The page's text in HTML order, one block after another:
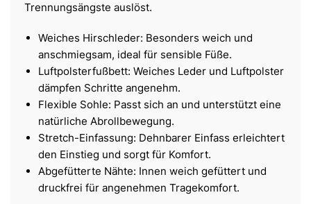
Trennungsängste auslöst.
Weiches Hirschleder: Besonders weich und
anschmiegsam, ideal für sensible Füße.
Luftpolsterfußbett: Weiches Leder und Luftpolster
dämpfen Schritte angenehm.
Flexible Sohle: Passt sich an und unterstützt eine
natürliche Abrollbewegung.
Stretch-Einfassung: Dehnbarer Einfass erleichtert
den Einstieg und sorgt für Komfort.
Abgefütterte Nähte: Innen weich gefüttert und
druckfrei für angenehmen Tragekomfort.